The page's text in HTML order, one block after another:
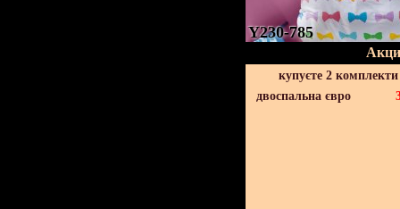
Y230-785
купуєте 2
двоспальна євро